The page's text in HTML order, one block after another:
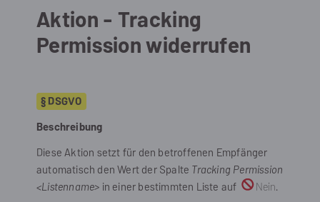
Aktion - Tracking
Permission widerrufen
§ DSGVO
Beschreibung
Diese Aktion setzt für den betroffenen Empfänger
automatisch den Wert der Spalte Tracking Permission
<Listenname> in einer bestimmten Liste auf Nein.